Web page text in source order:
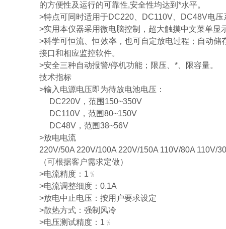
的方便性及运行的可靠性,安全性均达到*水平。
>特点可同时适用于DC220、DC110V、DC48V电压
>实用本仪器采用微电脑控制，超大触摸中文菜单显
>科学可恒流、恒效率，也可自定放电过程；自动
接口和相应监控软件。
>安全三种自动报警/停机功能；限压、*、限容量。
技术指标
>输入电源电压即为待放电池电压：
DC220V，范围150~350V
DC110V，范围80~150V
DC48V，范围38~56V
>放电电流
220V/50A 220V/100A 220V/150A 110V/80A 110V/
（可根据客户需求定做）
>电流精度：1﹪
>电流调整细度：0.1A
>放电中止电压：按用户要求设定
>散热方式：强制风冷
>电压测试精度：1﹪